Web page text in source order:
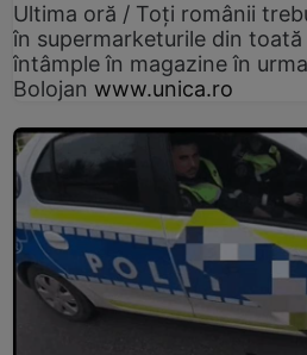
Ultima oră / Toți românii
în supermarketurile din
întâmple în magazine în
Bolojan www.unica.ro